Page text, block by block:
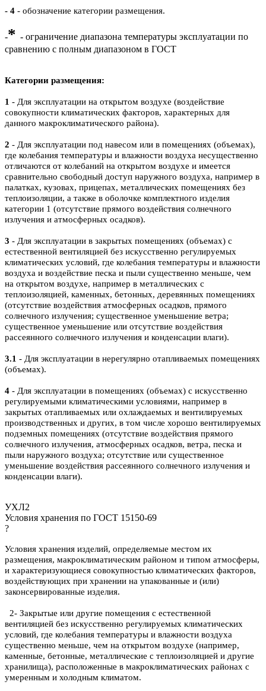
- 4 - обозначение категории размещения.
-* - ограничение диапазона температуры эксплуатации по
сравнению с полным диапазоном в ГОСТ
Категории размещения:
1 - Для эксплуатации на открытом воздухе (воздействие
совокупности климатических факторов, характерных для
данного макроклиматического района).
2 - Для эксплуатации под навесом или в помещениях (объемах),
где колебания температуры и влажности воздуха несущественно
отличаются от колебаний на открытом воздухе и имеется
сравнительно свободный доступ наружного воздуха, например в
палатках, кузовах, прицепах, металлических помещениях без
теплоизоляции, а также в оболочке комплектного изделия
категории 1 (отсутствие прямого воздействия солнечного
излучения и атмосферных осадков).
3 - Для эксплуатации в закрытых помещениях (объемах) с
естественной вентиляцией без искусственно регулируемых
климатических условий, где колебания температуры и влажности
воздуха и воздействие песка и пыли существенно меньше, чем
на открытом воздухе, например в металлических с
теплоизоляцией, каменных, бетонных, деревянных помещениях
(отсутствие воздействия атмосферных осадков, прямого
солнечного излучения; существенное уменьшение ветра;
существенное уменьшение или отсутствие воздействия
рассеянного солнечного излучения и конденсации влаги).
3.1 - Для эксплуатации в нерегулярно отапливаемых помещениях
(объемах).
4 - Для эксплуатации в помещениях (объемах) с искусственно
регулируемыми климатическими условиями, например в
закрытых отапливаемых или охлаждаемых и вентилируемых
производственных и других, в том числе хорошо вентилируемых
подземных помещениях (отсутствие воздействия прямого
солнечного излучения, атмосферных осадков, ветра, песка и
пыли наружного воздуха; отсутствие или существенное
уменьшение воздействия рассеянного солнечного излучения и
конденсации влаги).
УХЛ2
Условия хранения по ГОСТ 15150-69
?
Условия хранения изделий, определяемые местом их
размещения, макроклиматическим районом и типом атмосферы,
и характеризующиеся совокупностью климатических факторов,
воздействующих при хранении на упакованные и (или)
законсервированные изделия.
2- Закрытые или другие помещения с естественной
вентиляцией без искусственно регулируемых климатических
условий, где колебания температуры и влажности воздуха
существенно меньше, чем на открытом воздухе (например,
каменные, бетонные, металлические с теплоизоляцией и другие
хранилища), расположенные в макроклиматических районах с
умеренным и холодным климатом.